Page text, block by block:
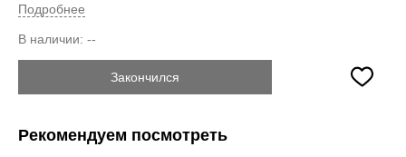
Подробнее
В наличии: --
Закончился
Рекомендуем посмотреть